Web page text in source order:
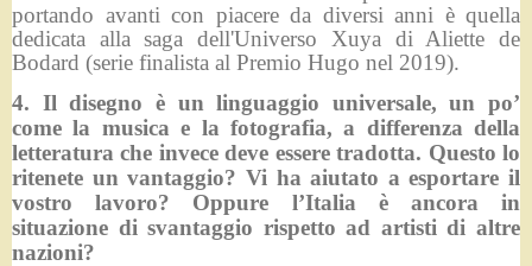
portando avanti con piacere da diversi anni è quella
dedicata alla saga dell'Universo Xuya di Aliette de
Bodard (serie finalista al Premio Hugo nel 2019).
4. Il disegno è un linguaggio universale, un po’
come la musica e la fotografia, a differenza della
letteratura che invece deve essere tradotta. Questo lo
ritenete un vantaggio? Vi ha aiutato a esportare il
vostro lavoro? Oppure l’Italia è ancora in
situazione di svantaggio rispetto ad artisti di altre
nazioni?